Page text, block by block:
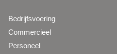
Bedrijfsvoering
Commercieel
Personeel